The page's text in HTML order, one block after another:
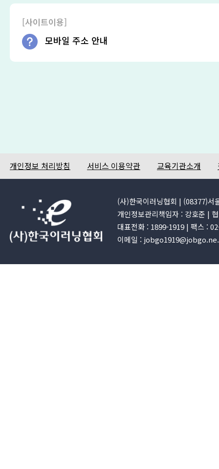
[사이트이용]
모바일 주소 안내
개인정보 처리방침 서비스 이용약관 교육기관소개
(사)한국이러닝협회 | (08377)서
개인정보관리책임자 : 강호준 |
대표전화 : 1899-1919 | 팩스 :
이메일 :